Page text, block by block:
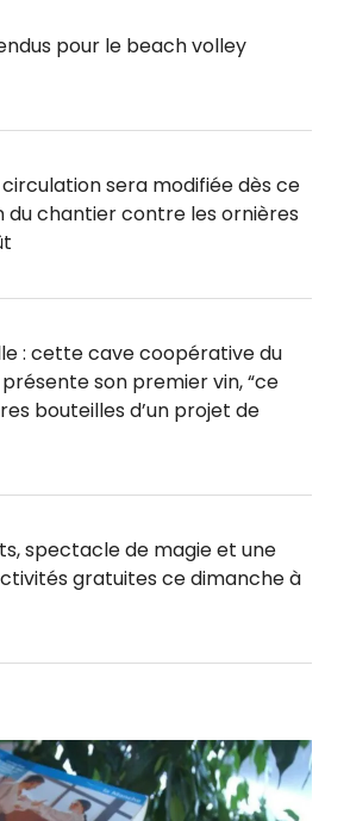
pour le beach volley
circulation sera modifiée dès ce
du chantier contre les ornières
: cette cave coopérative du
son premier vin, “ce
bouteilles d’un projet de
spectacle de magie et une
gratuites ce dimanche à